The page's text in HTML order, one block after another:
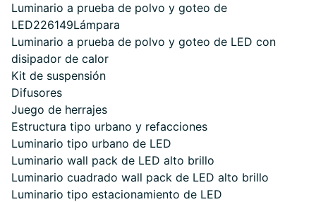
Luminario a prueba de polvo y goteo de
LED226149Lámpara
Luminario a prueba de polvo y goteo de LED con
disipador de calor
Kit de suspensión
Difusores
Juego de herrajes
Estructura tipo urbano y refacciones
Luminario tipo urbano de LED
Luminario wall pack de LED alto brillo
Luminario cuadrado wall pack de LED alto brillo
Luminario tipo estacionamiento de LED